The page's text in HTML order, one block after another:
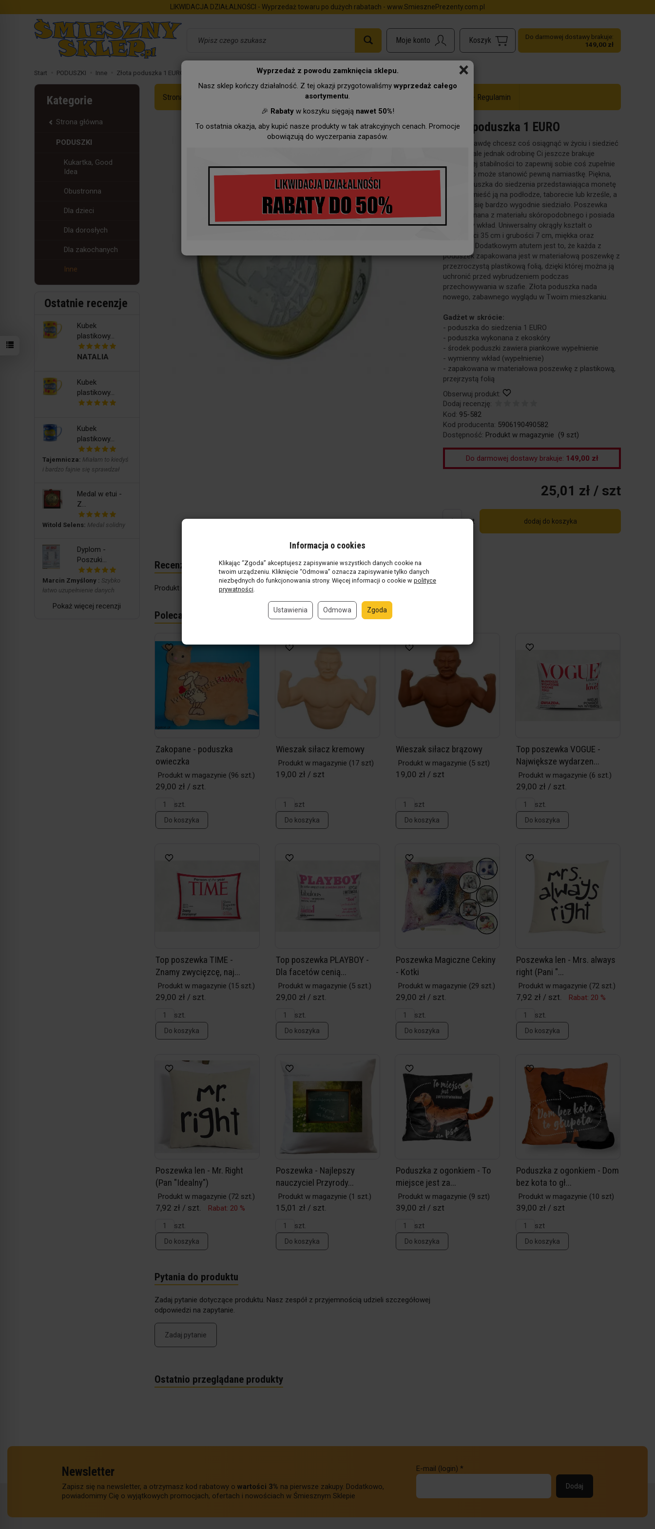
×
Wyprzedaż z powodu zamknięcia sklepu.
Nasz sklep kończy działalność. Z tej okazji przygotowaliśmy wyprzedaż całego
asortymentu.
🎉 Rabatyw koszyku sięgają nawet 50%!
To ostatnia okazja, aby kupić nasze produkty w tak atrakcyjnych cenach. Promocje
obowiązują do wyczerpania zapasów.
LIKWIDACJA DZIAŁALNOŚCI - Wyprzedaż towaru po dużych rabatach - www.SmiesznePrezenty.com.pl
Do darmowej dostawy brakuje:
149,00 zł
Start PODUSZKI Inne Złota poduszka 1 EURO
Strona Główna Zawody Wyprzedaż do -50% - Regulamin
Złota poduszka 1 EURO
Jeśli naprawdę chcesz coś osiągnąć w życiu i siedzieć
na kasie, ale jednak odrobinę Ci jeszcze brakuje
finansowej stabilności to zapewnij sobie coś zupełnie
innego, co może stanowić pewną namiastkę. Piękna,
złota poduszka do siedzenia przedstawiająca monetę
1 euro. Umieść ją na podłodze, taborecie lub krześle, a
będzie Ci się bardzo wygodnie siedziało. Poszewka
jest wykonana z materiału skóropodobnego i posiada
wymienny wkład. Uniwersalny okrągły kształt o
szerokości 35 cm i grubości 7 cm, miękka oraz
wygodna. Dodatkowym atutem jest to, że każda z
poduszek zapakowana jest w materiałową poszewkę z
przezroczystą plastikową folią, dzięki której można ją
uchronić przed wybrudzeniem podczas
przechowywania w szafie. Złota poduszka nada
nowego, zabawnego wyglądu w Twoim mieszkaniu.
Gadżet w skrócie:
- poduszka do siedzenia 1 EURO
- poduszka wykonana z ekoskóry
- środek poduszki zawiera piankowe wypełnienie
- wymienny wkład (wypełnienie)
- zapakowana w materiałowa poszewkę z plastikową,
przejrzystą folią
Obserwuj produkt:
Dodaj recenzję:
Kod: 95-582
Kod producenta: 5906190490582
Dostępność: Produkt w magazynie (9 szt)
Do darmowej dostawy brakuje: 149,00 zł
25,01 zł / szt
szt dodaj do koszyka
Recenzje
Produkt nie posiada recenzji.Dodaj recenzję
Polecane produkty
Zakopane - poduszka
owieczka
Produkt w magazynie (96 szt.)
29,00 zł / szt.
szt.
Do koszyka
Wieszak siłacz kremowy
Produkt w magazynie (17 szt)
19,00 zł / szt
szt
Do koszyka
Wieszak siłacz brązowy
Produkt w magazynie (5 szt)
19,00 zł / szt
szt
Do koszyka
Top poszewka VOGUE -
Największe wydarzen...
Produkt w magazynie (6 szt.)
29,00 zł / szt.
szt.
Do koszyka
Top poszewka TIME -
Znamy zwycięzcę, naj...
Produkt w magazynie (15 szt.)
29,00 zł / szt.
szt.
Do koszyka
Top poszewka PLAYBOY -
Dla facetów cenią...
Produkt w magazynie (5 szt.)
29,00 zł / szt.
szt.
Do koszyka
Poszewka Magiczne Cekiny
- Kotki
Produkt w magazynie (29 szt.)
29,00 zł / szt.
szt.
Do koszyka
Poszewka len - Mrs. always
right (Pani "...
Produkt w magazynie (72 szt.)
7,92 zł / szt.
Rabat: 20 %
szt.
Do koszyka
Poszewka len - Mr. Right
(Pan "Idealny")
Produkt w magazynie (72 szt.)
7,92 zł / szt.
Rabat: 20 %
szt.
Do koszyka
Poszewka - Najlepszy
nauczyciel Przyrody...
Produkt w magazynie (1 szt.)
15,01 zł / szt.
szt.
Do koszyka
Poduszka z ogonkiem - To
miejsce jest za...
Produkt w magazynie (9 szt)
39,00 zł / szt
szt
Do koszyka
Poduszka z ogonkiem - Dom
bez kota to gł...
Produkt w magazynie (10 szt)
39,00 zł / szt
szt
Do koszyka
Pytania do produktu
Zadaj pytanie dotyczące produktu. Nasz zespół z przyjemnością udzieli szczegółowej
odpowiedzi na zapytanie.
Zadaj pytanie
Ostatnio przeglądane produkty
Kategorie
Strona główna
PODUSZKI
Kukartka, Good
Idea
Obustronna
Dla dzieci
Dla dorosłych
Dla zakochanych
Inne
Ostatnie recenzje
Kubek
plastikowy...
NATALIA
Kubek
plastikowy...
Kubek
plastikowy...
Tajemnicza: Miałam to kiedyś
i bardzo fajnie się sprawdzał
Medal w etui -
Z...
Witold Selens: Medal solidny
Dyplom -
Poszuki...
Marcin Zmyślony : Szybko
łatwo uzupełnienie danych
Pokaż więcej recenzji
Newsletter
Zapisz się na newsletter, a otrzymasz kod rabatowy o wartości 3% na pierwsze zakupy. Dodatkowo,
powiadomimy Cię o wyjątkowych promocjach, ofertach i nowościach w Śmiesznym Sklepie
E-mail (login) *
Informacja o cookies
Klikając “Zgoda” akceptujesz zapisywanie wszystkich danych cookie na
twoim urządzeniu. Kliknięcie “Odmowa” oznacza zapisywanie tylko danych
niezbędnych do funkcjonowania strony. Więcej informacji o cookie w polityce
prywatności
Ustawienia Odmowa Zgoda